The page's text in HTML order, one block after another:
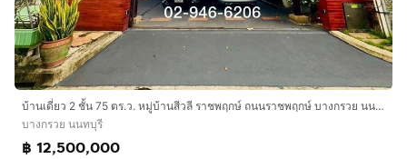
บ้านเดี่ยว 2 ชั้น 75 ตร.ว. หมู่บ้านสีวลี ราชพฤกษ์ ถนนราชพฤกษ์ บางกรวย นนทบุรี
บางกรวย นนทบุรี
฿ 12,500,000